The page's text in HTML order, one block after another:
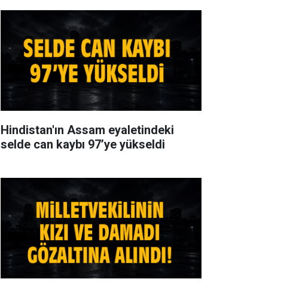
Hindistan'ın Assam eyaletindeki
selde can kaybı 97’ye yükseldi